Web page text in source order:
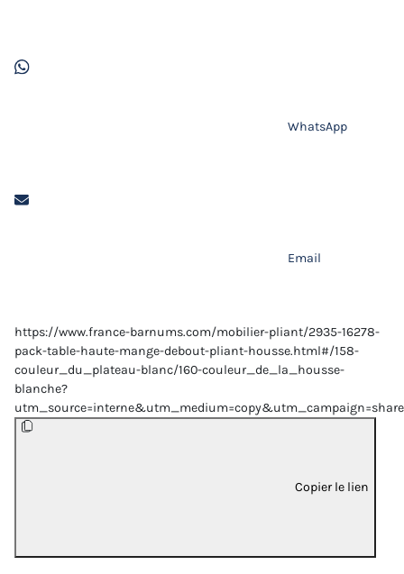
WhatsApp
Email
https://www.france-barnums.com/mobilier-pliant/2935-16278-
pack-table-haute-mange-debout-pliant-housse.html#/158-
couleur_du_plateau-blanc/160-couleur_de_la_housse-
blanche?
Copier le lien